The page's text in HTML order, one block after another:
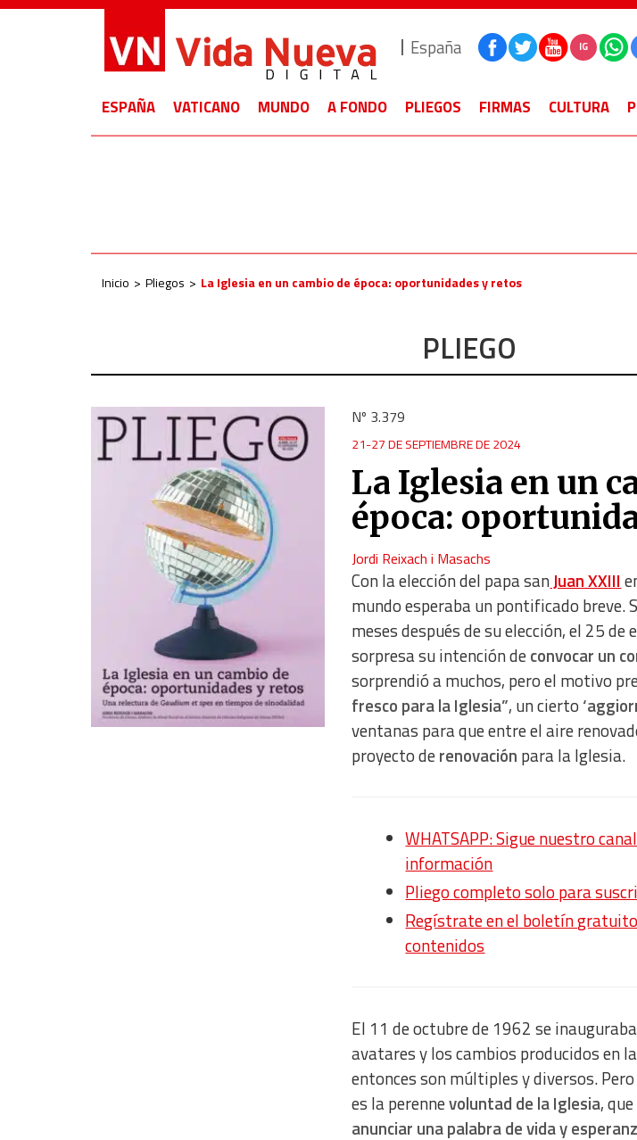
España IG
ESPAÑA VATICANO MUNDO A FONDO PLIEGOS FIRMAS CULTURA
Inicio Pliegos La Iglesia en un cambio de época: oportunidades y retos
PLIEGO
Nº 3.379
21-27 DE SEPTIEMBRE DE 2024
La Iglesia en un
época:
Jordi Reixach i Masachs
Con la elección del papa sanJuan XXIII
mundo esperaba un pontificado breve.
meses después de su elección, el 25
sorpresa su intención deconvocar un
sorprendió a muchos, pero el motivo
fresco para la Iglesia”, un cierto
ventanas para que entre el aire
proyecto derenovación para la Iglesia.
WHATSAPP: Sigue nuestro
información
Pliego completo solo para
Regístrate en el boletín
contenidos
El 11 de octubre de 1962 se
avatares y los cambios producidos en
entonces son múltiples y diversos.
es la perennevoluntad de la Iglesia,
anunciar una palabra de vida y